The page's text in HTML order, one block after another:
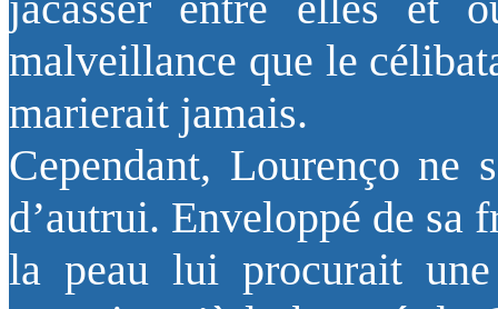
malveillance que le
marierait jamais.
Cependant, Lourenço ne
d’autrui. Enveloppé de sa
la peau lui procurait